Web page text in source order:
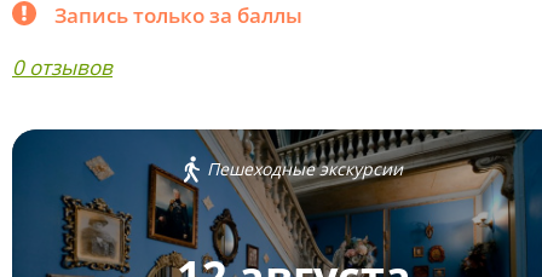
Запись только за баллы
0 отзывов
Пешеходные экскурсии